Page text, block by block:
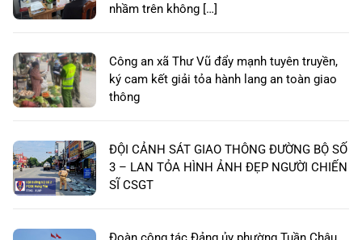
nhầm trên không […]
Công an xã Thư Vũ đẩy mạnh tuyên truyền,
ký cam kết giải tỏa hành lang an toàn giao
thông
ĐỘI CẢNH SÁT GIAO THÔNG ĐƯỜNG BỘ SỐ
3 – LAN TỎA HÌNH ẢNH ĐẸP NGƯỜI CHIẾN
SĨ CSGT